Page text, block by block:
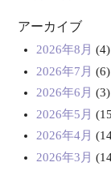
アーカイブ
2026年8月 (4)
2026年7月 (6)
2026年6月 (3)
2026年5月
2026年4月
2026年3月